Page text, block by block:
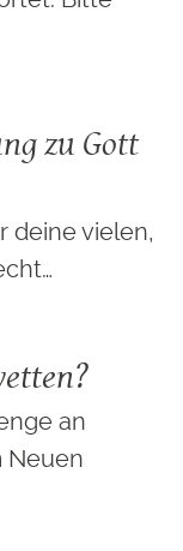
zu Gott
deine vielen,
an
Neuen